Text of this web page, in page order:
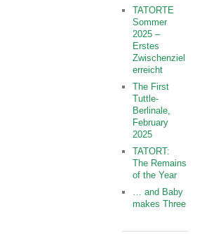
TATORTE
Sommer
2025 –
Erstes
Zwischenziel
erreicht
The First
Tuttle-
Berlinale,
February
2025
TATORT:
The Remains
of the Year
… and Baby
makes Three